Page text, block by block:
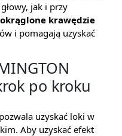
jak i przy
krawędzie
i pomagają uzyskać
po kroku
uzyskać loki w
Aby uzyskać efekt